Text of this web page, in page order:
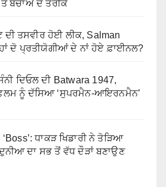
ਤੇ ਬਚਾਅ ਦੇ ਤਰੀਕੇ
ਦੀ ਤਸਵੀਰ ਹੋਈ ਲੀਕ, Salman
ਦੋ ਪ੍ਰਤੀਯੋਗੀਆਂ ਦੇ ਨਾਂ ਹੋਏ ਫ਼ਾਈਨਲ?
ਦਿਓਲ ਦੀ Batwara 1947,
ਨੂੰ ਦੱਸਿਆ ‘ਸੁਪਰਮੈਨ-ਆਇਰਨਮੈਨ’
ਧਾਕੜ ਖਿਡਾਰੀ ਨੇ ਤੋੜਿਆ
ਦਾ ਸਭ ਤੋਂ ਵੱਧ ਦੌੜਾਂ ਬਣਾਉਣ